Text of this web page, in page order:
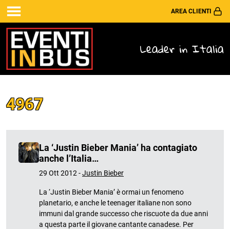
AREA CLIENTI
Leader in Italia
4967
La ‘Justin Bieber Mania’ ha contagiato
anche l’Italia…
29 Ott 2012 -Justin Bieber
La ‘Justin Bieber Mania’ è ormai un fenomeno
planetario, e anche le teenager italiane non sono
immuni dal grande successo che riscuote da due anni
a questa parte il giovane cantante canadese. Per